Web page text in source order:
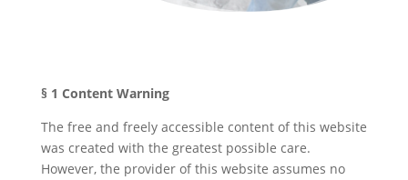
§ 1 Content Warning
The free and freely accessible content of this website
was created with the greatest possible care.
However, the provider of this website assumes no